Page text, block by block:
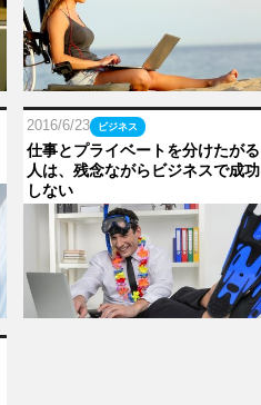
2016/6/23 ビジネス
仕事とプライベートを分けたがる
人は、残念ながらビジネスで成功
しない